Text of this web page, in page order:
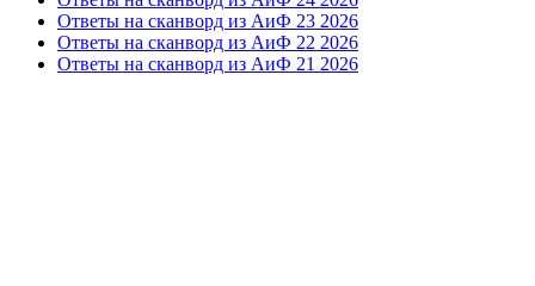
Ответы на сканворд из АиФ 23 2026
Ответы на сканворд из АиФ 22 2026
Ответы на сканворд из АиФ 21 2026